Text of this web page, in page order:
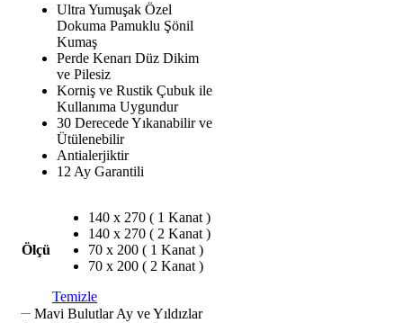
Ultra Yumuşak Özel
Dokuma Pamuklu Şönil
Kumaş
Perde Kenarı Düz Dikim
ve Pilesiz
Korniş ve Rustik Çubuk ile
Kullanıma Uygundur
30 Derecede Yıkanabilir ve
Ütülenebilir
Antialerjiktir
12 Ay Garantili
Ölçü
140 x 270 ( 1 Kanat )
140 x 270 ( 2 Kanat )
70 x 200 ( 1 Kanat )
70 x 200 ( 2 Kanat )
Temizle
Mavi Bulutlar Ay ve Yıldızlar